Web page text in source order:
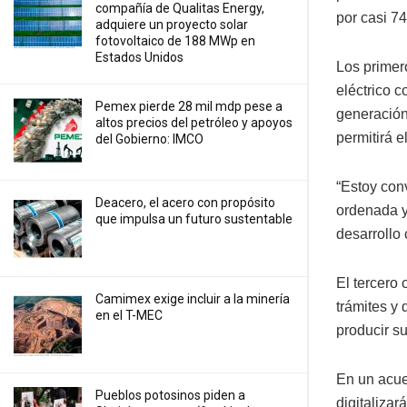
compañía de Qualitas Energy,
adquiere un proyecto solar
fotovoltaico de 188 MWp en
Estados Unidos
Pemex pierde 28 mil mdp pese a
altos precios del petróleo y apoyos
del Gobierno: IMCO
Deacero, el acero con propósito
que impulsa un futuro sustentable
Camimex exige incluir a la minería
en el T-MEC
Pueblos potosinos piden a
por casi
Los
eléctrico
permitirá
“Estoy
ordenada
desarrollo
El tercero
trámites y
producir
En un